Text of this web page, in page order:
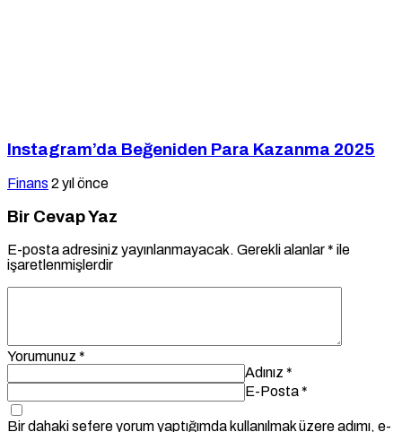
Instagram’da Beğeniden Para Kazanma 2025
Finans 2 yıl önce
Bir Cevap Yaz
E-posta adresiniz yayınlanmayacak. Gerekli alanlar* ile
işaretlenmişlerdir
Yorumunuz *
Adınız *
E-Posta*
Bir dahaki sefere yorum yaptığımda kullanılmak üzere adımı, e-